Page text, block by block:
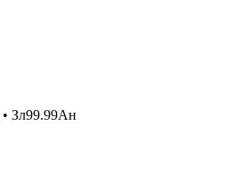
• Зл99.99Ан